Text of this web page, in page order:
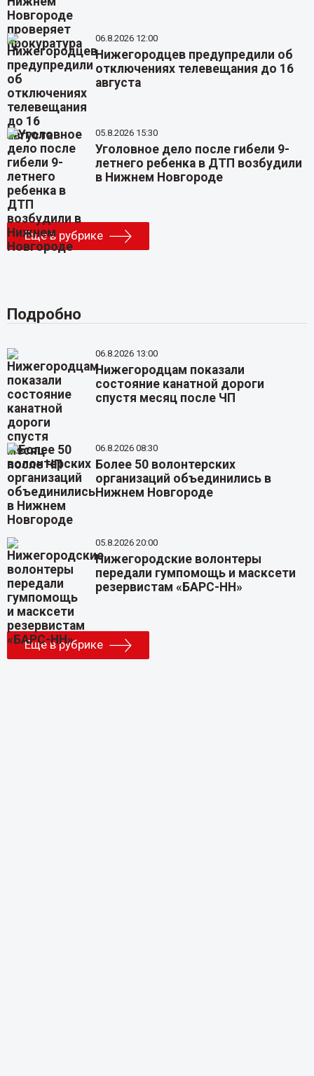
06.8.2026 12:00
Нижегородцев предупредили об
отключениях телевещания до 16
августа
05.8.2026 15:30
Уголовное дело после гибели 9-
летнего ребенка в ДТП возбудили
в Нижнем Новгороде
Еще в рубрике
Подробно
06.8.2026 13:00
Нижегородцам показали
состояние канатной дороги
спустя месяц после ЧП
06.8.2026 08:30
Более 50 волонтерских
организаций объединились в
Нижнем Новгороде
05.8.2026 20:00
Нижегородские волонтеры
передали гумпомощь и масксети
резервистам «БАРС-НН»
Еще в рубрике